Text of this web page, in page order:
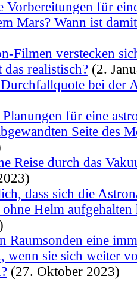
Vorbereitungen für
Mars? Wann ist
Filmen verstecken
realistisch? (2.
bei der
für eine
Seite des
Reise durch das
dass sich die
Helm aufgehalten
Raumsonden eine
wenn sie sich weiter
(27. Oktober 2023)